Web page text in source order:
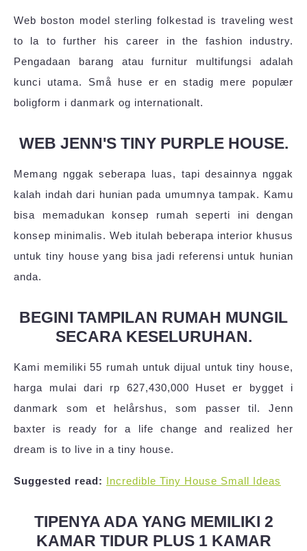
Web boston model sterling folkestad is traveling west
to la to further his career in the fashion industry.
Pengadaan barang atau furnitur multifungsi adalah
kunci utama. Små huse er en stadig mere populær
boligform i danmark og internationalt.
WEB JENN'S TINY PURPLE HOUSE.
Memang nggak seberapa luas, tapi desainnya nggak
kalah indah dari hunian pada umumnya tampak. Kamu
bisa memadukan konsep rumah seperti ini dengan
konsep minimalis. Web itulah beberapa interior khusus
untuk tiny house yang bisa jadi referensi untuk hunian
anda.
BEGINI TAMPILAN RUMAH MUNGIL
SECARA KESELURUHAN.
Kami memiliki 55 rumah untuk dijual untuk tiny house,
harga mulai dari rp 627,430,000 Huset er bygget i
danmark som et helårshus, som passer til. Jenn
baxter is ready for a life change and realized her
dream is to live in a tiny house.
Suggested read: Incredible Tiny House Small Ideas
TIPENYA ADA YANG MEMILIKI 2
KAMAR TIDUR PLUS 1 KAMAR